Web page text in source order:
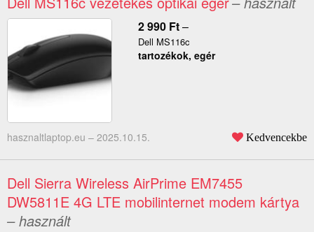
2 990 Ft–
Dell MS116c
tartozékok, egér
hasznaltlaptop.eu – 2025.10.15. Kedvencekbe
Dell Sierra Wireless AirPrime EM7455
DW5811E 4G LTE mobilinternet modem kártya
– használt